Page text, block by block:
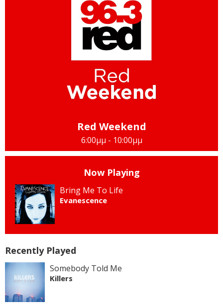
Red Weekend
6:00μμ - 10:00μμ
Now Playing
Bring Me To Life
Evanescence
Recently Played
Somebody Told Me
Killers